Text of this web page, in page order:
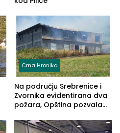
Crna Hronika
Na području Srebrenice i
Zvornika evidentirana dva
požara, Opština pozvala